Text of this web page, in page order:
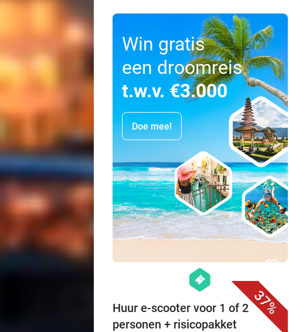
Win gratis
een droomreis
t.w.v. €3.000
Doe mee!
37%
favorite_border
hexagon
events
Huur e-scooter voor 1 of 2
personen + risicopakket